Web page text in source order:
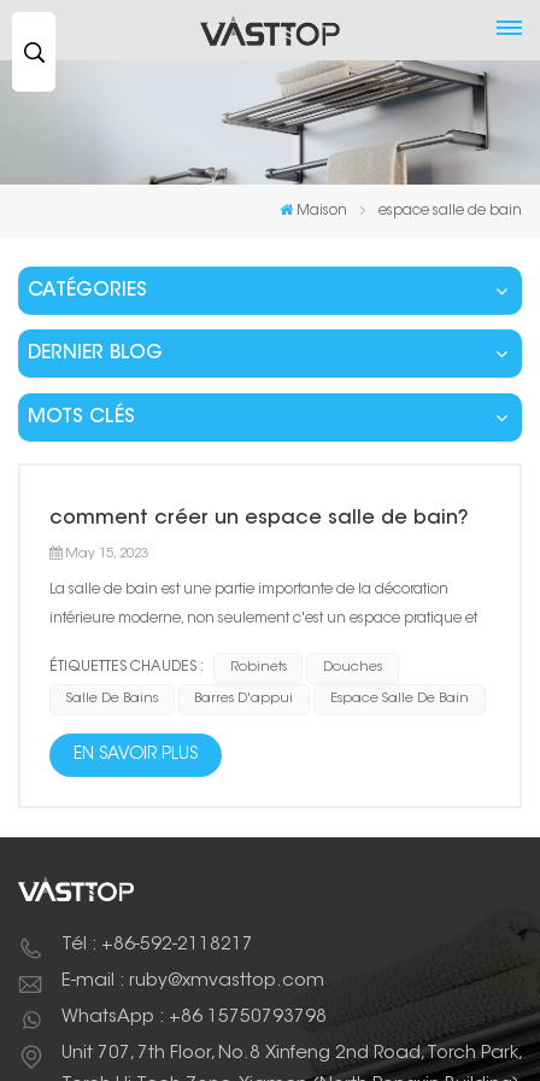
Maison espace salle de bain
CATÉGORIES
DERNIER BLOG
MOTS CLÉS
comment créer un espace salle de bain?
May 15, 2023
La salle de bain est une partie importante de la décoration
intérieure moderne, non seulement c'est un espace pratique et
bain et comment créer un espace salle de bain est un su...
ÉTIQUETTES CHAUDES : Robinets Douches
Salle De Bains Barres D'appui Espace Salle De Bain
EN SAVOIR PLUS
Tél : +86-592-2118217
E-mail : ruby@xmvasttop.com
WhatsApp : +86 15750793798
Unit 707, 7th Floor, No.8 Xinfeng 2nd Road, Torch Park,